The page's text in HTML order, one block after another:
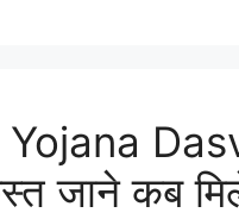
जाने कब